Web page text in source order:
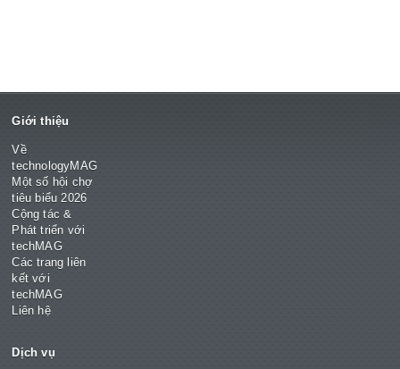
Giới thiệu
Về
technologyMAG
Một số hội chợ
tiêu biểu 2026
Cộng tác &
Phát triển với
techMAG
Các trang liên
kết với
techMAG
Liên hệ
Dịch vụ